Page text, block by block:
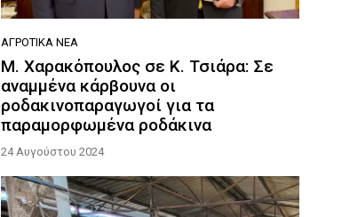
ΑΓΡΟΤΙΚΆ ΝΈΑ
Μ. Χαρακόπουλος σε Κ. Τσιάρα: Σε
αναμμένα κάρβουνα οι
ροδακινοπαραγωγοί για τα
παραμορφωμένα ροδάκινα
24 Αυγούστου 2024